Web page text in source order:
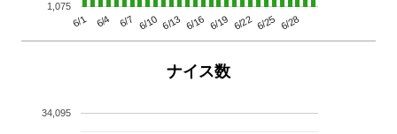
6/1 6/4 6/7 6/10 6/13 6/16 6/19 6/22 6/25 6/28
1,075
ナイス数
34,095